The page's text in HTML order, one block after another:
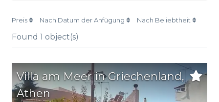
Preis Nach Datum der Anfügung Nach Beliebtheit
Found 1 object(s)
Villa am Meer in Griechenland,
Athen